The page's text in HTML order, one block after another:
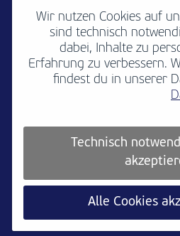
Newsletter B2B
Jobs
Teilnahmebedingungen
Wir nutzen Cookies auf
sind technisch
dabei, Inhalte zu
Erfahrung zu verbessern.
findest du in unserer
Technisch
Alle Cookies